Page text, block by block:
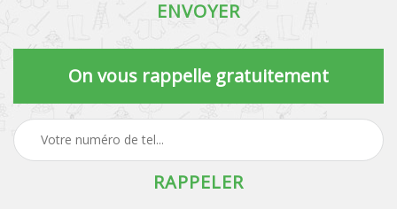
On vous rappelle gratuitement